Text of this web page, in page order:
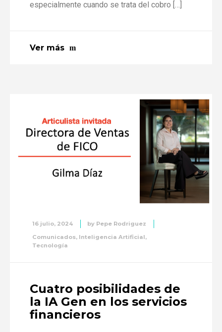
especialmente cuando se trata del cobro […]
Ver más
16 julio, 2024 by Pepe Rodriguez
Comunicados, Inteligencia Artificial,
Tecnología
Cuatro posibilidades de
la IA Gen en los servicios
financieros